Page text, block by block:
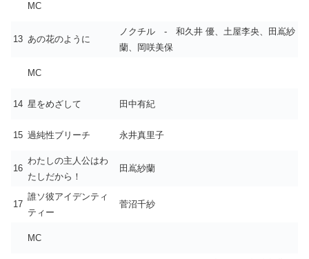
MC
13 あの花のように
ノクチル - 和久井 優、土屋李央、田嶌紗
蘭、岡咲美保
MC
14 星をめざして 田中有紀
15 過純性ブリーチ 永井真里子
16
わたしの主人公はわ
たしだから！
田嶌紗蘭
17
誰ソ彼アイデンティ
ティー
菅沼千紗
MC